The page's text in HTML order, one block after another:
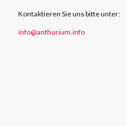
Kontaktieren Sie uns bitte unter:
info@anthurium.info